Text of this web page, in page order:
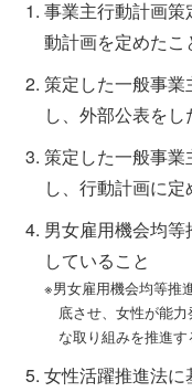
事業主行動計画
動計画を定めたこ
策定した一般事
し、外部公表をし
策定した一般事
し、行動計画に
男女雇用機会均
していること
※男女雇用機会均等推
底させ、女性が能
な取り組みを推進す
女性活躍推進法